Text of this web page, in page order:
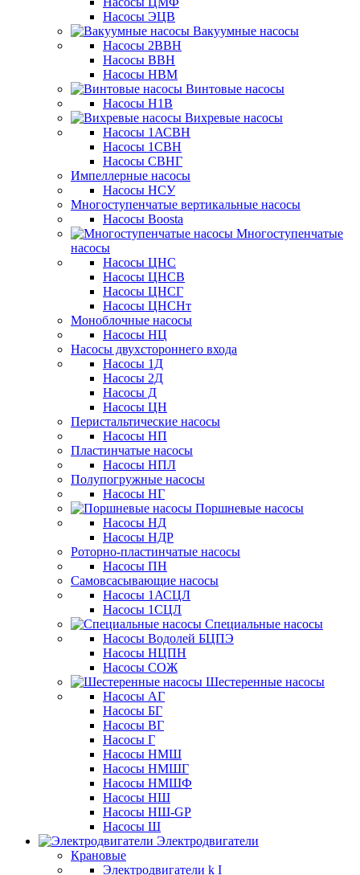
Насосы ЭЦВ
Вакуумные насосы
Насосы 2ВВН
Насосы ВВН
Насосы НВМ
Винтовые насосы
Насосы Н1В
Вихревые насосы
Насосы 1АСВН
Насосы 1СВН
Насосы СВНГ
Импеллерные насосы
Насосы НСУ
Многоступенчатые вертикальные насосы
Насосы Boosta
Многоступенчатые
насосы
Насосы ЦНС
Насосы ЦНСВ
Насосы ЦНСГ
Насосы ЦНСНт
Моноблочные насосы
Насосы НЦ
Насосы двухстороннего входа
Насосы 1Д
Насосы 2Д
Насосы Д
Насосы ЦН
Перистальтические насосы
Насосы НП
Пластинчатые насосы
Насосы НПЛ
Полупогружные насосы
Насосы НГ
Поршневые насосы
Насосы НД
Насосы НДР
Роторно-пластинчатые насосы
Насосы ПН
Самовсасывающие насосы
Насосы 1АСЦЛ
Насосы 1СЦЛ
Специальные насосы
Насосы Водолей БЦПЭ
Насосы НЦПН
Насосы СОЖ
Шестеренные насосы
Насосы АГ
Насосы БГ
Насосы ВГ
Насосы Г
Насосы НМШ
Насосы НМШГ
Насосы НМШФ
Насосы НШ
Насосы НШ-GP
Насосы Ш
Электродвигатели
Крановые
Электродвигатели k I